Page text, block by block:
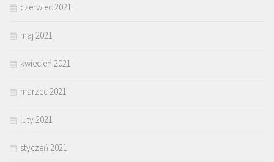
czerwiec 2021
maj 2021
kwiecień 2021
marzec 2021
luty 2021
styczeń 2021